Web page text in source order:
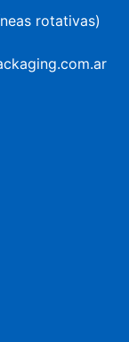
rotativas)